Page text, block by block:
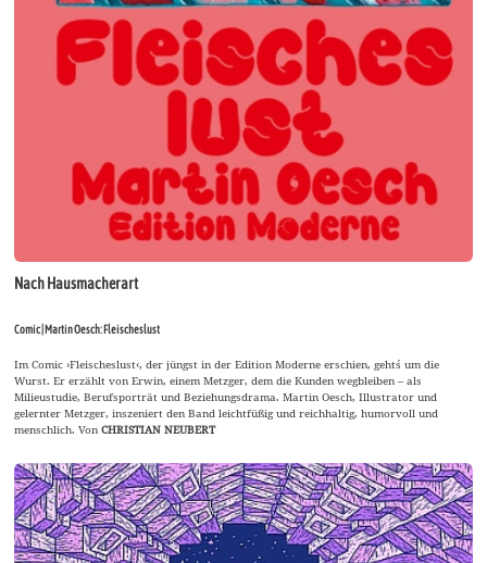
Nach Hausmacherart
Comic | Martin Oesch: Fleischeslust
Im Comic ›Fleischeslust‹, der jüngst in der Edition Moderne erschien, geht´s um die
Wurst. Er erzählt von Erwin, einem Metzger, dem die Kunden wegbleiben – als
Milieustudie, Berufsporträt und Beziehungsdrama. Martin Oesch, Illustrator und
gelernter Metzger, inszeniert den Band leichtfüßig und reichhaltig, humorvoll und
menschlich. VonCHRISTIAN NEUBERT